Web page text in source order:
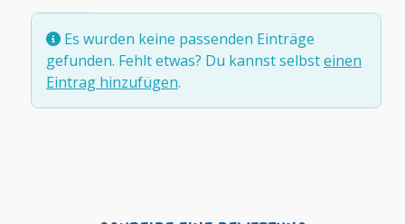
Es wurden keine passenden Einträge
gefunden. Fehlt etwas? Du kannst selbsteinen
Eintrag hinzufügen.